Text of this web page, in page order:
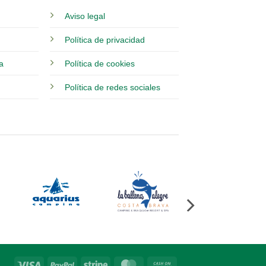
Aviso legal
Política de privacidad
Política de cookies
Política de redes sociales
Visa PayPal Stripe MasterCard